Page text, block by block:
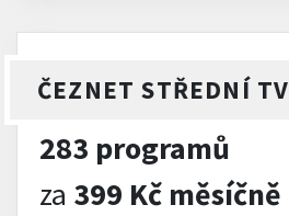
ČEZNET STŘEDNÍ TV
283 programů
za 399 Kč měsíčně